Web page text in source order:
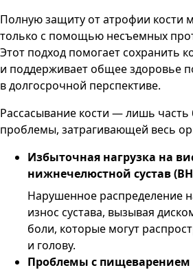
Полную защиту от атрофии кости
только с помощью несъемных
Этот подход помогает сохранить
и поддерживает общее здоровье
в долгосрочной перспективе.
Рассасывание кости — лишь часть
проблемы, затрагивающей весь
Избыточная нагрузка на
нижнечелюстной сустав
Нарушенное распределение
износ сустава, вызывая
боли, которые могут
и голову.
Проблемы с пищеварением